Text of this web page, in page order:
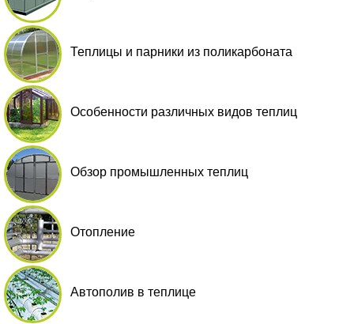
Теплицы и парники из поликарбоната
Особенности различных видов теплиц
Обзор промышленных теплиц
Отопление
Автополив в теплице